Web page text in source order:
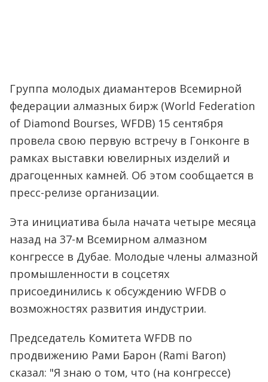
Группа молодых диамантеров Всемирной
федерации алмазных бирж (World Federation
of Diamond Bourses, WFDB) 15 сентября
провела свою первую встречу в Гонконге в
рамках выставки ювелирных изделий и
драгоценных камней. Об этом сообщается в
пресс-релизе организации.
Эта инициатива была начата четыре месяца
назад на 37-м Всемирном алмазном
конгрессе в Дубае. Молодые члены алмазной
промышленности в соцсетях
присоединились к обсуждению WFDB о
возможностях развития индустрии.
Председатель Комитета WFDB по
продвижению Рами Барон (Rami Baron)
сказал: "Я знаю о том, что (на конгрессе)